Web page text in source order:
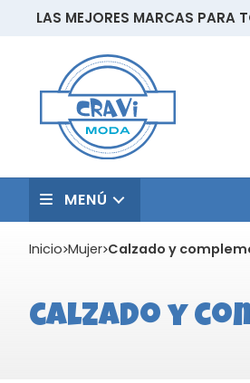
LAS MEJORES MARCAS PARA
MENÚ
Inicio mujer calzado y
calzado y